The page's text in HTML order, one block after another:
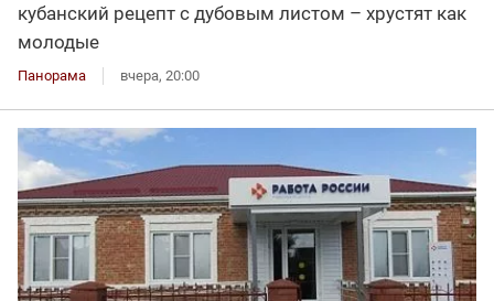
кубанский рецепт с дубовым листом – хрустят как
молодые
Панорама вчера, 20:00